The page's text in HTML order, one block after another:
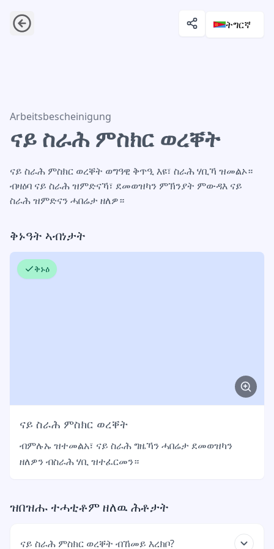
ትግርኛ
ናይ ስራሕ ምስክር ወረቐት
Arbeitsbescheinigung
ናይ ስራሕ ምስክር ወረቐት
ናይ ስራሕ ምስክር ወረቐት ወግዓዊ ቅጥዒ እዩ፣ ስራሕ ሃቢኻ ዝመልኦ።
ብዛዕባ ናይ ስራሕ ዝምድናኻ፣ ደመወዝካን ምኽንያት ምውዳእ ናይ
ስራሕ ዝምድናን ሓበሬታ ዘለዎ።
ቅኑዓት ኣብነታት
ቅኑዕ
ናይ ስራሕ ምስክር ወረቐት
ብምሉኡ ዝተመልአ፣ ናይ ስራሕ ግዜኻን ሓበሬታ ደመወዝካን
ዘለዎን ብስራሕ ሃቢ ዝተፈርመን።
ዝበዝሑ ተሓቲቶም ዘለዉ ሕቶታት
ናይ ስራሕ ምስክር ወረቐት ብኸመይ እረክቦ?